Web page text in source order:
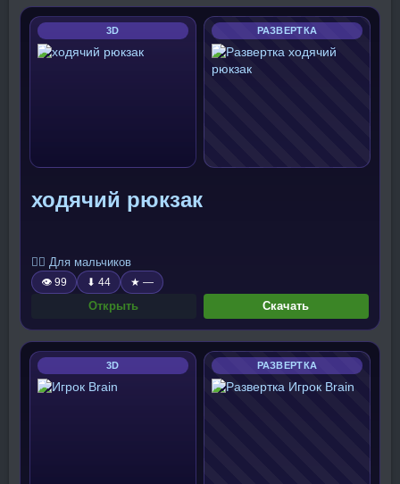
3D РАЗВЕРТКА
ходячий рюкзак
🧍‍♂️ Для мальчиков
👁 99 ⬇ 44 ★ —
Открыть Скачать
3D РАЗВЕРТКА